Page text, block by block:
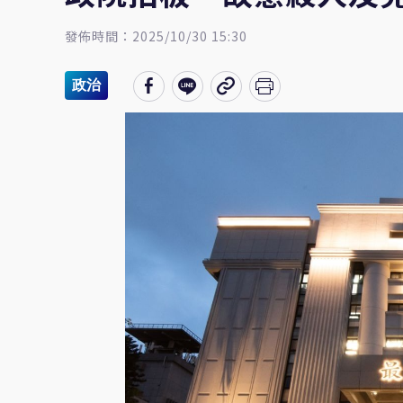
發佈時間：2025/10/30 15:30
政治